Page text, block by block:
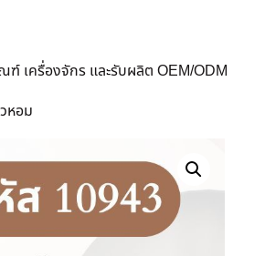
เครื่องจักร และรับผลิต OEM/ODM
หอม